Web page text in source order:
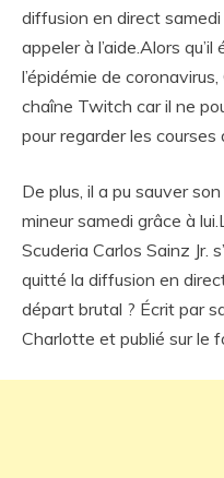
diffusion en direct
appeler à l’aide.Alors
l’épidémie de
chaîne Twitch car il ne
pour regarder les courses
De plus, il a pu sauver
mineur samedi grâce à
Scuderia Carlos Sainz Jr.
quitté la diffusion en
départ brutal ? Écrit par
Charlotte et publié sur le